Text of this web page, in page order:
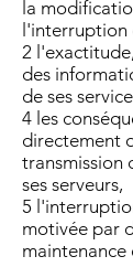
la
l'interruption
2
des
de ses
4 les
directement
transmission
ses serveurs,
5
motivée par
maintenance